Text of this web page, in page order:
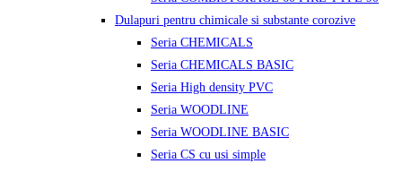
Dulapuri pentru chimicale si substante corozive
Seria CHEMICALS
Seria CHEMICALS BASIC
Seria High density PVC
Seria WOODLINE
Seria WOODLINE BASIC
Seria CS cu usi simple